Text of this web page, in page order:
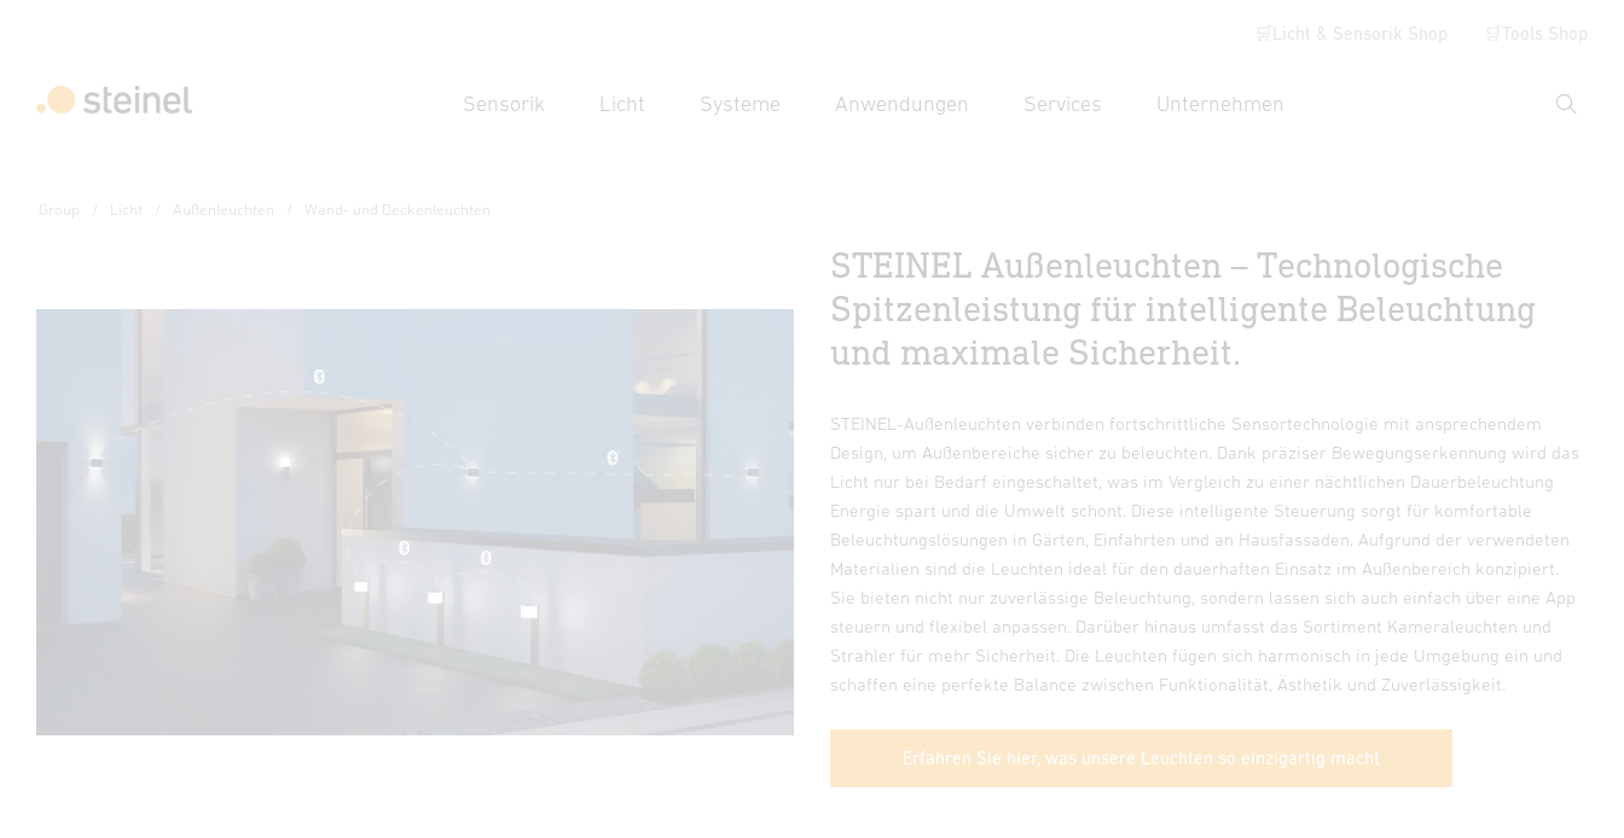
🛒Licht & Sensorik Shop 🛒Tools Shop
Sensorik Licht Systeme Anwendungen Services Unternehmen
Suche
Group Licht Außenleuchten Wand- und Deckenleuchten
STEINEL Außenleuchten – Technologische
Spitzenleistung für intelligente Beleuchtung
und maximale Sicherheit.
STEINEL-Außenleuchten verbinden fortschrittliche Sensortechnologie mit ansprechendem
Design, um Außenbereiche sicher zu beleuchten. Dank präziser Bewegungserkennung wird das
Licht nur bei Bedarf eingeschaltet, was im Vergleich zu einer nächtlichen Dauerbeleuchtung
Energie spart und die Umwelt schont. Diese intelligente Steuerung sorgt für komfortable
Beleuchtungslösungen in Gärten, Einfahrten und an Hausfassaden. Aufgrund der verwendeten
Materialien sind die Leuchten ideal für den dauerhaften Einsatz im Außenbereich konzipiert.
Sie bieten nicht nur zuverlässige Beleuchtung, sondern lassen sich auch einfach über eine App
steuern und flexibel anpassen. Darüber hinaus umfasst das Sortiment Kameraleuchten und
Strahler für mehr Sicherheit. Die Leuchten fügen sich harmonisch in jede Umgebung ein und
schaffen eine perfekte Balance zwischen Funktionalität, Ästhetik und Zuverlässigkeit.
Erfahren Sie hier, was unsere Leuchten so einzigartig macht